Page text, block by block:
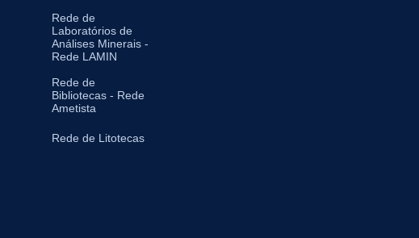
Rede de
Laboratórios de
Análises Minerais -
Rede LAMIN
Rede de
Bibliotecas - Rede
Ametista
Rede de Litotecas